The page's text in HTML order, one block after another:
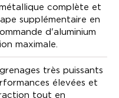
complète et
supplémentaire en
d'aluminium
maximale.
très puissants
élevées et
tout en